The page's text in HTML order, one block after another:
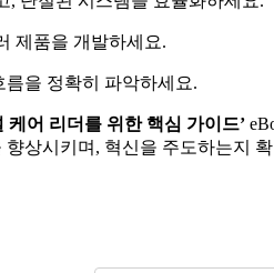
제품을 개발하세요.
을 정확히 파악하세요.
케어 리더를 위한 핵심 가이드’
상시키며, 혁신을 주도하는지